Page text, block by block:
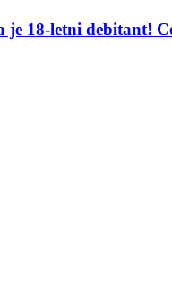
18-letni debitant!